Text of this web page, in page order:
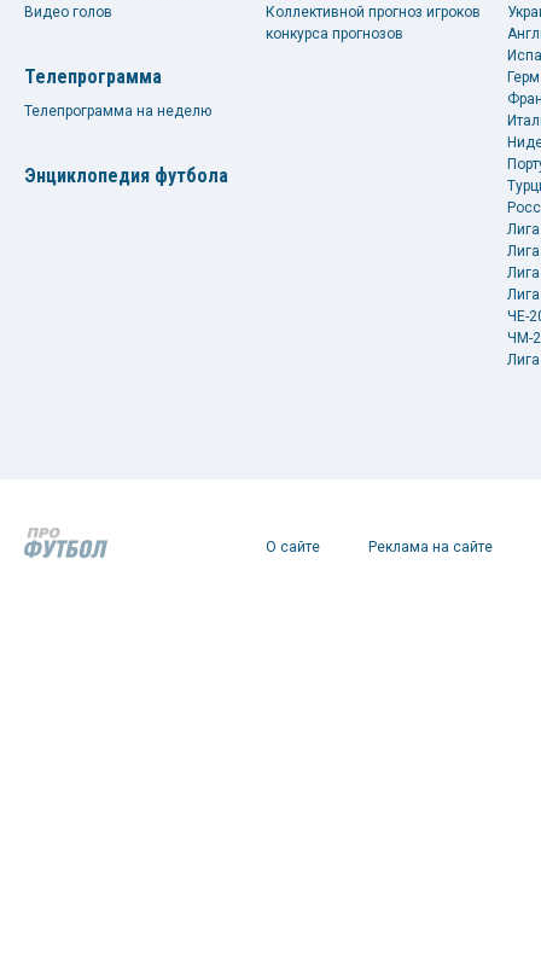
Видео голов
Телепрограмма
Телепрограмма на неделю
Энциклопедия футбола
Коллективной прогноз игроков
конкурса прогнозов
ЧЕ-
ЧМ-
О сайте Реклама на сайте